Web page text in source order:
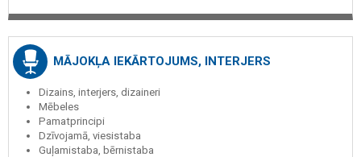
MĀJOKĻA IEKĀRTOJUMS, INTERJERS
Dizains, interjers, dizaineri
Mēbeles
Pamatprincipi
Dzīvojamā, viesistaba
Guļamistaba, bērnistaba